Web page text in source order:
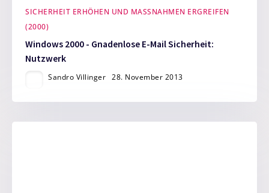
SICHERHEIT ERHÖHEN UND MASSNAHMEN ERGREIFEN (
2000)
Windows 2000 - Gnadenlose E-Mail Sicherheit:
Nutzwerk
Sandro Villinger 28. November 2013